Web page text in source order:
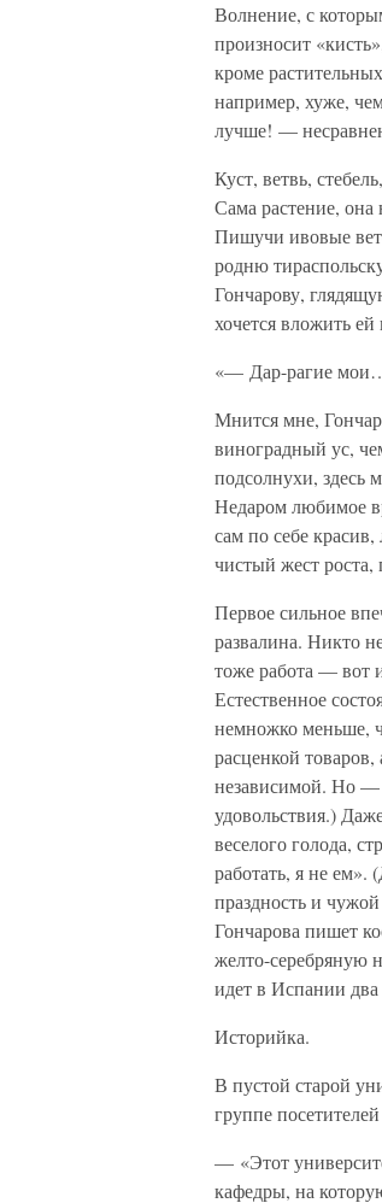
Волнение, с
произносит
кроме
например, хуже,
лучше! —
Куст, ветвь,
Сама растение,
Пишучи ивовые
родню
Гончарову,
хочется вложить
«— Дар-рагие
Мнится мне,
виноградный ус,
подсолнухи,
Недаром любимое
сам по себе
чистый жест роста,
Первое сильное
развалина. Никто
тоже работа — вот и
Естественное
немножко меньше,
расценкой
независимой. Но —
удовольствия.)
веселого голода,
работать, я не
праздность и
Гончарова пишет
желто-серебряную
идет в Испании
Историйка.
В пустой старой
группе
— «Этот
кафедры, на